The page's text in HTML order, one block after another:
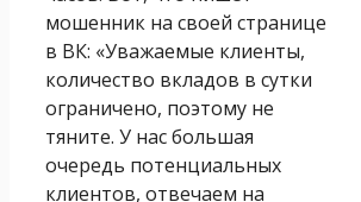
мошенник на своей странице
в ВК: «Уважаемые клиенты,
количество вкладов в сутки
ограничено, поэтому не
тяните. У нас большая
очередь потенциальных
клиентов, отвечаем на